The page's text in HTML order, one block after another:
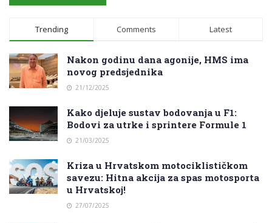
Trending Comments Latest
Nakon godinu dana agonije, HMS ima
novog predsjednika
21/12/2025
Kako djeluje sustav bodovanja u F1:
Bodovi za utrke i sprintere Formule 1
21/03/2025
Kriza u Hrvatskom motociklističkom
savezu: Hitna akcija za spas motosporta
u Hrvatskoj!
27/07/2025